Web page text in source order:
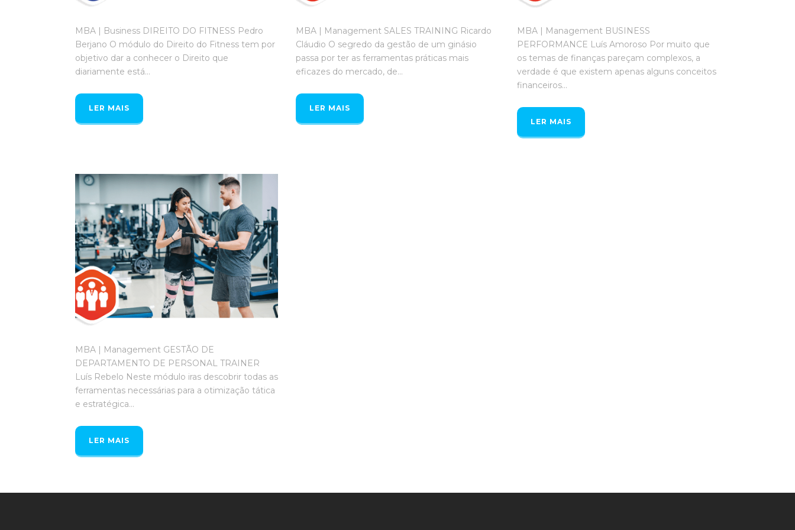
MBA | Business DIREITO DO FITNESS Pedro
Berjano O módulo do Direito do Fitness tem por
objetivo dar a conhecer o Direito que
diariamente está...
LER MAIS
MBA | Management SALES TRAINING Ricardo
Cláudio O segredo da gestão de um ginásio
passa por ter as ferramentas práticas mais
eficazes do mercado, de...
LER MAIS
MBA | Management BUSINESS
PERFORMANCE Luís Amoroso Por muito que
os temas de finanças pareçam complexos, a
verdade é que existem apenas alguns conceitos
financeiros...
LER MAIS
MBA | Management GESTÃO DE
DEPARTAMENTO DE PERSONAL TRAINER
Luís Rebelo Neste módulo iras descobrir todas as
ferramentas necessárias para a otimização tática
e estratégica...
LER MAIS